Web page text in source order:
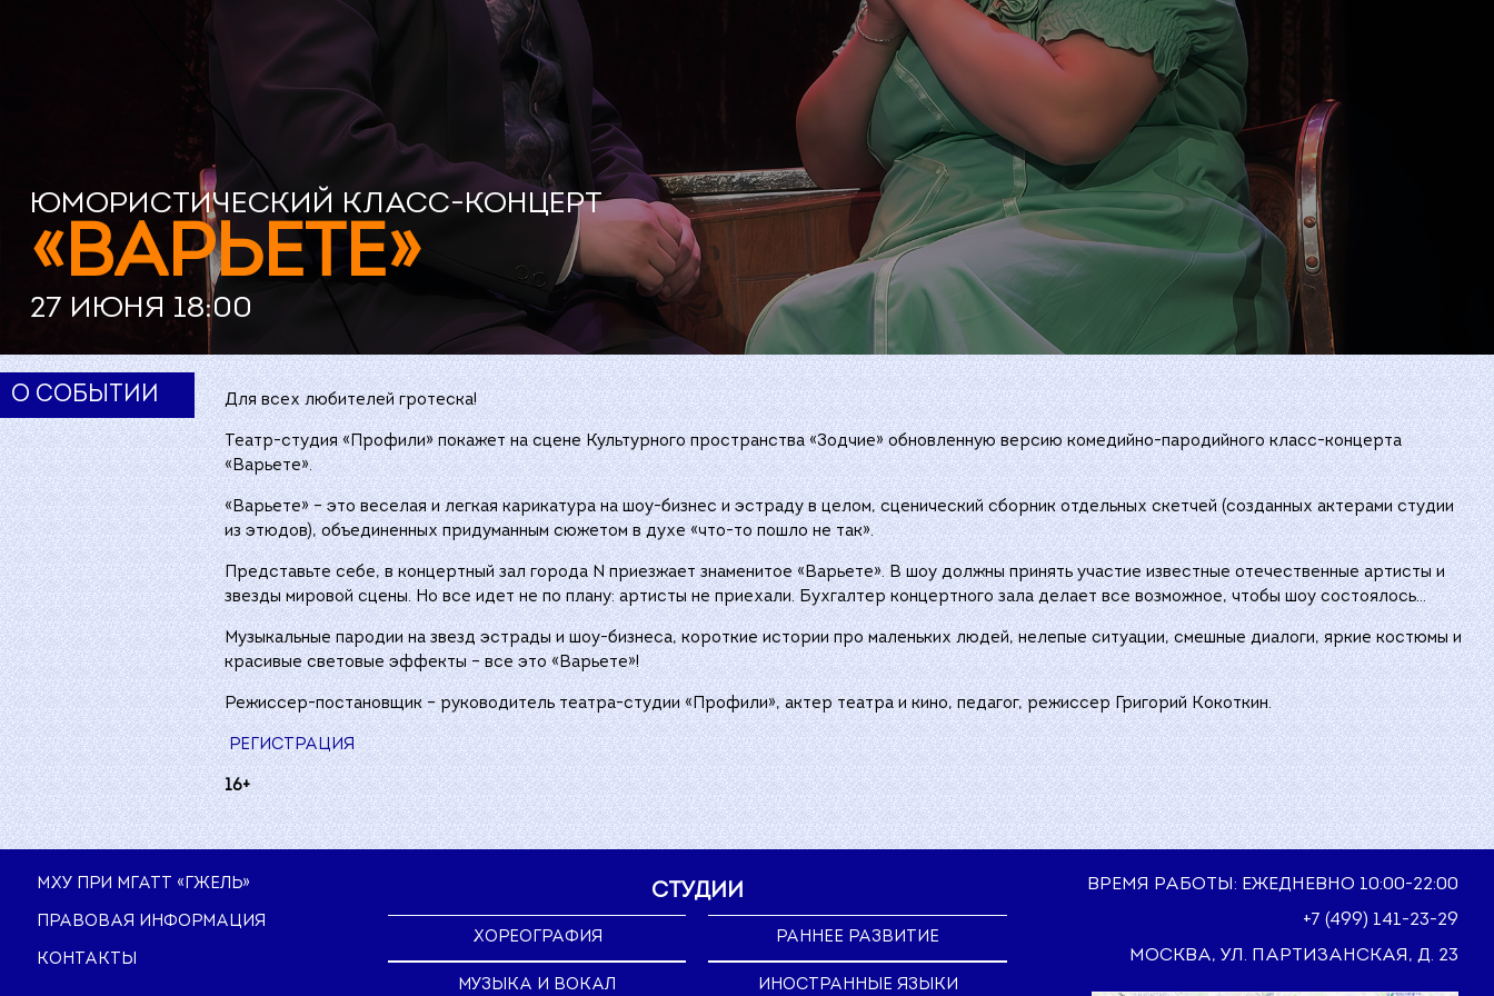
ЮМОРИСТИЧЕСКИЙ КЛАСС-КОНЦЕРТ
«ВАРЬЕТЕ»
27 ИЮНЯ 18:00
О СОБЫТИИ Для всех любителей гротеска!
Театр-студия «Профили» покажет на сцене Культурного пространства «Зодчие» обновленную версию комедийно-пародийного класс-концерта
«Варьете».
«Варьете» – это веселая и легкая карикатура на шоу-бизнес и эстраду в целом, сценический сборник отдельных скетчей (созданных актерами студии
из этюдов), объединенных придуманным сюжетом в духе «что-то пошло не так».
Представьте себе, в концертный зал города N приезжает знаменитое «Варьете». В шоу должны принять участие известные отечественные артисты и
звезды мировой сцены. Но все идет не по плану: артисты не приехали. Бухгалтер концертного зала делает все возможное, чтобы шоу состоялось…
Музыкальные пародии на звезд эстрады и шоу-бизнеса, короткие истории про маленьких людей, нелепые ситуации, смешные диалоги, яркие костюмы и
красивые световые эффекты – все это «Варьете»!
Режиссер-постановщик – руководитель театра-студии «Профили», актер театра и кино, педагог, режиссер Григорий Кокоткин.
РЕГИСТРАЦИЯ
16+
МХУ ПРИ МГАТТ «ГЖЕЛЬ»
ПРАВОВАЯ ИНФОРМАЦИЯ
КОНТАКТЫ
СТУДИИ
ХОРЕОГРАФИЯ
МУЗЫКА И ВОКАЛ
РАННЕЕ РАЗВИТИЕ
ИНОСТРАННЫЕ ЯЗЫКИ
ВРЕМЯ РАБОТЫ: ЕЖЕДНЕВНО 10:00-22:00
+7 (499) 141-23-29
МОСКВА, УЛ. ПАРТИЗАНСКАЯ, Д. 23